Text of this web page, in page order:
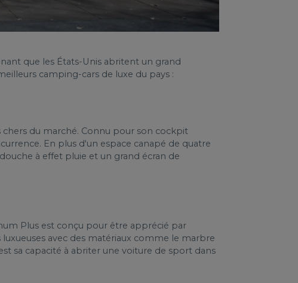
que les États-Unis abritent un grand
camping-cars de luxe du pays :
chers du marché. Connu pour son cockpit
En plus d'un espace canapé de quatre
à effet pluie et un grand écran de
Plus est conçu pour être apprécié par
avec des matériaux comme le marbre
sa capacité à abriter une voiture de sport dans